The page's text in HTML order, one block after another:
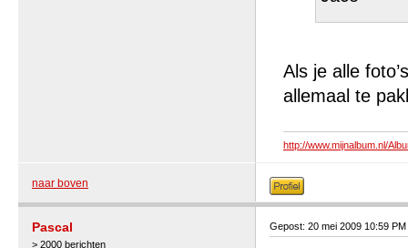
Als je alle
allemaal te
http://www.mijnalbum.nl/
naar boven
Pascal
> 2000 berichten
Gepost: 20 mei 2009 10:59 PM